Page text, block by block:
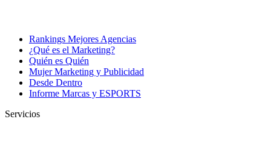
Rankings Mejores Agencias
¿Qué es el Marketing?
Quién es Quién
Mujer Marketing y Publicidad
Desde Dentro
Informe Marcas y ESPORTS
Servicios